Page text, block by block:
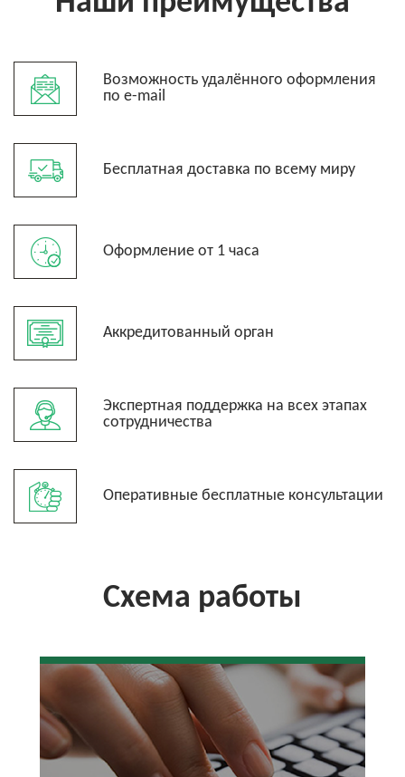
Возможность удалённого оформления
по e-mail
Бесплатная доставка по всему миру
Оформление от 1 часа
Аккредитованный орган
Экспертная поддержка на всех этапах
сотрудничества
Оперативные бесплатные консультации
Схема работы